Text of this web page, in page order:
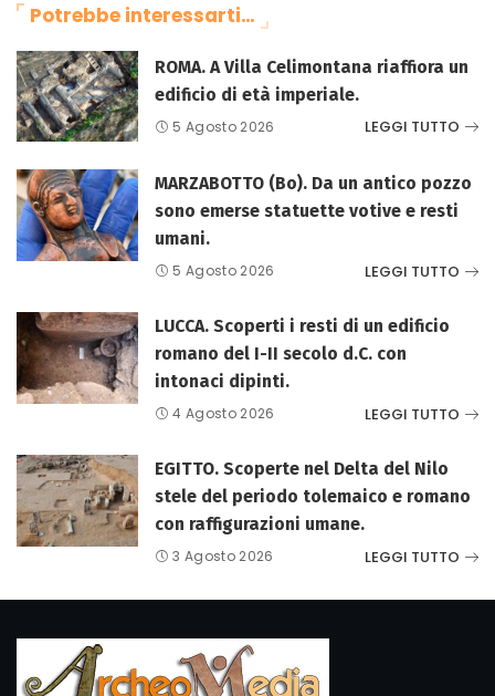
Potrebbe interessarti…
ROMA. A Villa Celimontana riaffiora un
edificio di età imperiale.
5 Agosto 2026 LEGGI TUTTO
MARZABOTTO (Bo). Da un antico pozzo
sono emerse statuette votive e resti
umani.
5 Agosto 2026 LEGGI TUTTO
LUCCA. Scoperti i resti di un edificio
romano del I-II secolo d.C. con
intonaci dipinti.
4 Agosto 2026 LEGGI TUTTO
EGITTO. Scoperte nel Delta del Nilo
stele del periodo tolemaico e romano
con raffigurazioni umane.
3 Agosto 2026 LEGGI TUTTO